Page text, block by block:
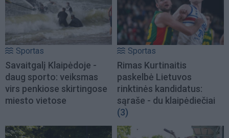
Sportas
Savaitgalį Klaipėdoje -
daug sporto: veiksmas
virs penkiose skirtingose
miesto vietose
Sportas
Rimas Kurtinaitis
paskelbė Lietuvos
rinktinės kandidatus:
sąraše - du klaipėdiečiai
(3)